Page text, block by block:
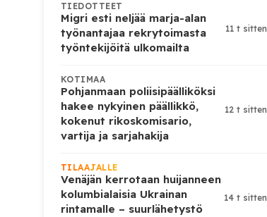
TIEDOTTEET
Migri esti neljää marja-alan
työnantajaa rekrytoimasta
työntekijöitä ulkomailta
11 t sitten
KOTIMAA
Pohjanmaan poliisipäälliköksi
hakee nykyinen päällikkö,
kokenut rikoskomisario,
vartija ja sarjahakija
12 t sitten
TILAAJALLE
Venäjän kerrotaan huijanneen
kolumbialaisia Ukrainan
rintamalle – suurlähetystö
14 t sitten